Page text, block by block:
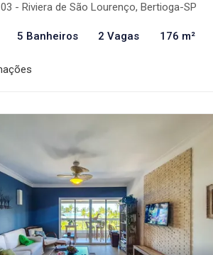
- Riviera de São Lourenço, Bertioga-SP
5 Banheiros 2 Vagas 176 m²